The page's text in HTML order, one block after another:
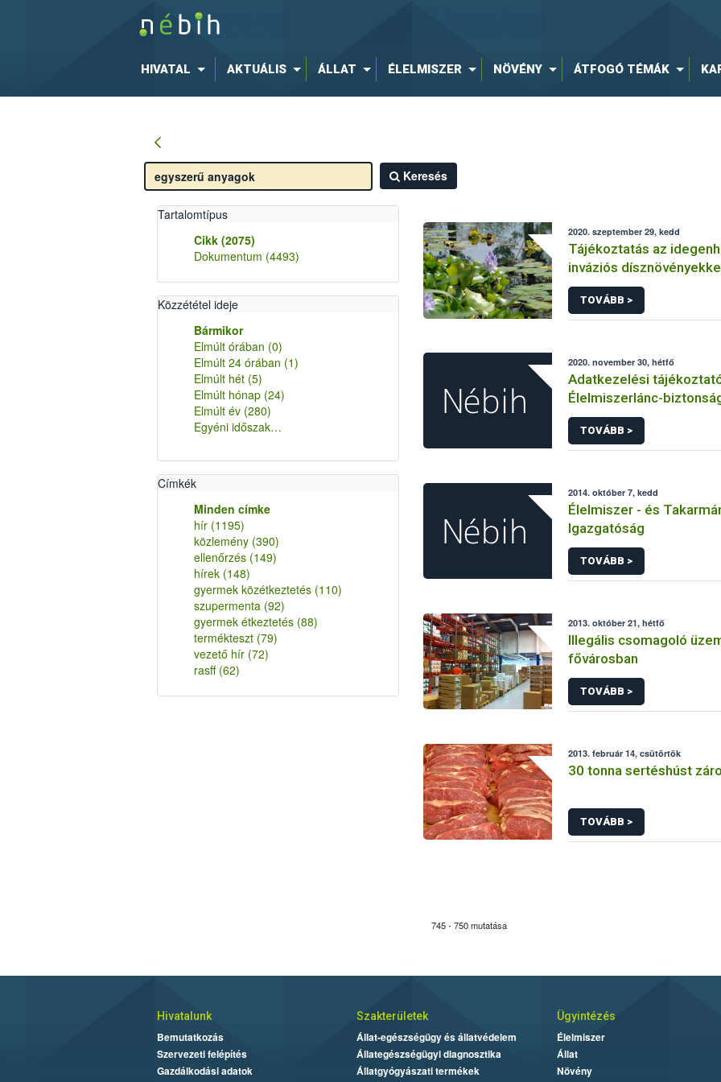
HIVATAL AKTUÁLIS ÁLLAT ÉLELMISZER NÖVÉNY ÁTFOGÓ TÉMÁK
Keresés
Tartalomtípus
Cikk (2075)
Dokumentum (4493)
Közzététel ideje
Bármikor
Elmúlt órában (0)
Elmúlt 24 órában (1)
Elmúlt hét (5)
Elmúlt hónap (24)
Elmúlt év (280)
Egyéni időszak…
Címkék
Minden címke
hír (1195)
közlemény (390)
ellenőrzés (149)
hírek (148)
gyermek közétkeztetés (110)
szupermenta (92)
gyermek étkeztetés (88)
termékteszt (79)
vezető hír (72)
rasff (62)
2020. szeptember 29, kedd
Tájékoztatás az
inváziós
követelményekről
TOVÁBB >
2020. november 30, hétfő
Adatkezelési
Élelmiszerlánc-
Ügyfélprofil
melléktermék
közhatalmi eljárásaihoz
TOVÁBB >
2014. október 7, kedd
Élelmiszer - és
Igazgatóság
TOVÁBB >
2013. október 21, hétfő
Illegális csomagoló
fővárosban
TOVÁBB >
2013. február 14, csütörtök
30 tonna sertéshúst
TOVÁBB >
745 - 750 mutatása
Hivatalunk
Bemutatkozás
Szervezeti felépítés
Gazdálkodási adatok
Szakterületek
Állat-egészségügy és állatvédelem
Állategészségügyi diagnosztika
Állatgyógyászati termékek
Ügyintézés
Élelmiszer
Állat
Növény